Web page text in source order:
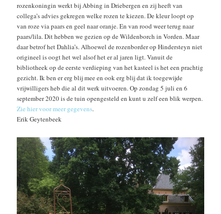
rozenkoningin werkt bij Abbing in Driebergen en zij heeft van
collega’s advies gekregen welke rozen te kiezen. De kleur loopt op
van roze via paars en geel naar oranje. En van rood weer terug naar
paars/lila. Dit hebben we gezien op de Wildenborch in Vorden. Maar
daar betrof het Dahlia’s. Alhoewel de rozenborder op Hindersteyn niet
origineel is oogt het wel alsof het er al jaren ligt. Vanuit de
bibliotheek op de eerste verdieping van het kasteel is het een prachtig
gezicht. Ik ben er erg blij mee en ook erg blij dat ik toegewijde
vrijwilligers heb die al dit werk uitvoeren. Op zondag 5 juli en 6
september 2020 is de tuin opengesteld en kunt u zelf een blik werpen.
Zie hier voor meer gegevens.
Erik Geytenbeek